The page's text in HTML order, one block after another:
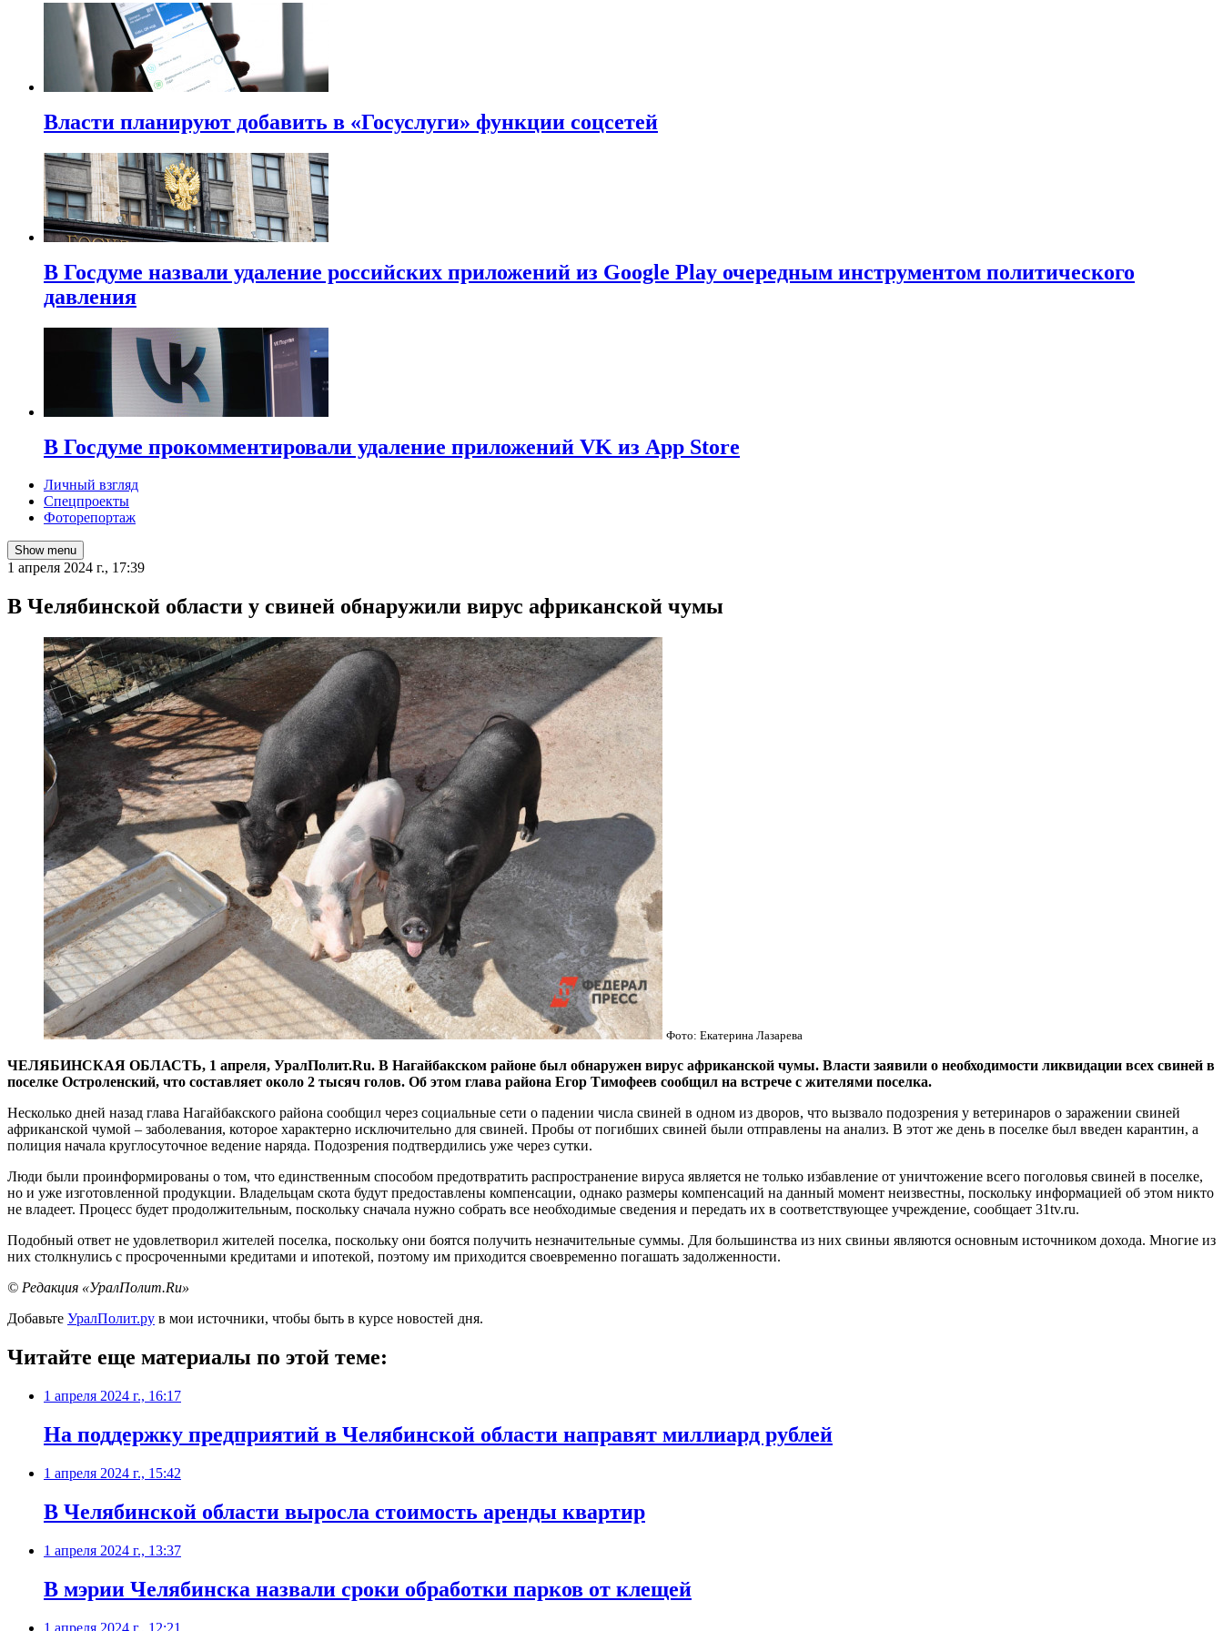
Власти планируют добавить в «Госуслуги» функции соцсетей
В Госдуме назвали удаление российских приложений из Google Play очередным инструментом политического
давления
В Госдуме прокомментировали удаление приложений VK из App Store
Личный взгляд
Спецпроекты
Фоторепортаж
Show menu
1 апреля 2024 г., 17:39
В Челябинской области у свиней обнаружили вирус африканской чумы
Фото: Екатерина Лазарева
ЧЕЛЯБИНСКАЯ ОБЛАСТЬ, 1 апреля, УралПолит.Ru. В Нагайбакском районе был обнаружен вирус африканской чумы. Власти заявили о необходимости ликвидации всех свиней в
поселке Остроленский, что составляет около 2 тысяч голов. Об этом глава района Егор Тимофеев сообщил на встрече с жителями поселка.
Несколько дней назад глава Нагайбакского района сообщил через социальные сети о падении числа свиней в одном из дворов, что вызвало подозрения у ветеринаров о заражении свиней
африканской чумой – заболевания, которое характерно исключительно для свиней. Пробы от погибших свиней были отправлены на анализ. В этот же день в поселке был введен карантин, а
полиция начала круглосуточное ведение наряда. Подозрения подтвердились уже через сутки.
Люди были проинформированы о том, что единственным способом предотвратить распространение вируса является не только избавление от уничтожение всего поголовья свиней в поселке,
но и уже изготовленной продукции. Владельцам скота будут предоставлены компенсации, однако размеры компенсаций на данный момент неизвестны, поскольку информацией об этом никто
не владеет. Процесс будет продолжительным, поскольку сначала нужно собрать все необходимые сведения и передать их в соответствующее учреждение, сообщает 31tv.ru.
Подобный ответ не удовлетворил жителей поселка, поскольку они боятся получить незначительные суммы. Для большинства из них свиньи являются основным источником дохода. Многие из
них столкнулись с просроченными кредитами и ипотекой, поэтому им приходится своевременно погашать задолженности.
© Редакция «УралПолит.Ru»
Добавьте УралПолит.ру в мои источники, чтобы быть в курсе новостей дня.
Читайте еще материалы по этой теме:
1 апреля 2024 г., 16:17
На поддержку предприятий в Челябинской области направят миллиард рублей
1 апреля 2024 г., 15:42
В Челябинской области выросла стоимость аренды квартир
1 апреля 2024 г., 13:37
В мэрии Челябинска назвали сроки обработки парков от клещей
1 апреля 2024 г., 12:21